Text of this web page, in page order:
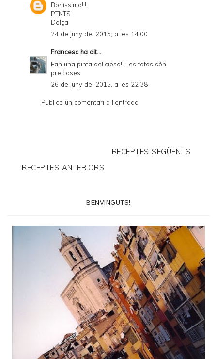
Boníssima!!!!
PTNTS
Dolça
24 de juny del 2015, a les 14:00
Francesc ha dit...
Fan una pinta deliciosa!! Les fotos són
precioses.
26 de juny del 2015, a les 22:38
Publica un comentari a l'entrada
RECEPTES SEGÜENTS
RECEPTES ANTERIORS
BENVINGUTS!